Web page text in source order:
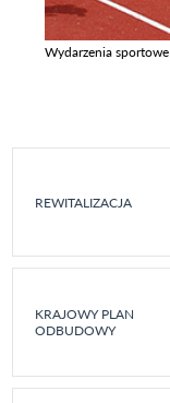
Wydarzenia sportowe
REWITALIZACJA
KRAJOWY PLAN
ODBUDOWY